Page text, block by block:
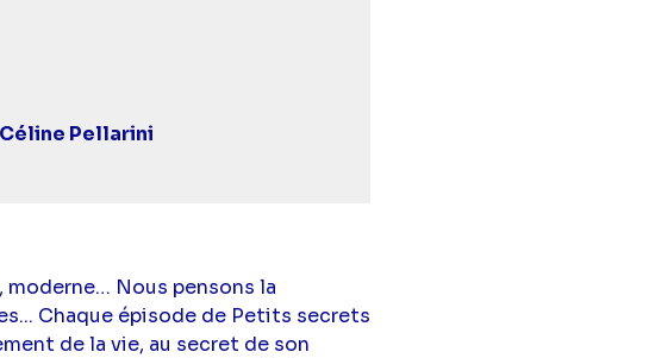
Pellarini
Nous pensons la
Chaque épisode de Petits secrets
de la vie, au secret de son